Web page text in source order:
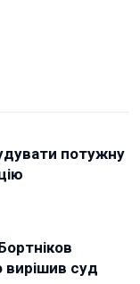
потужну
суд